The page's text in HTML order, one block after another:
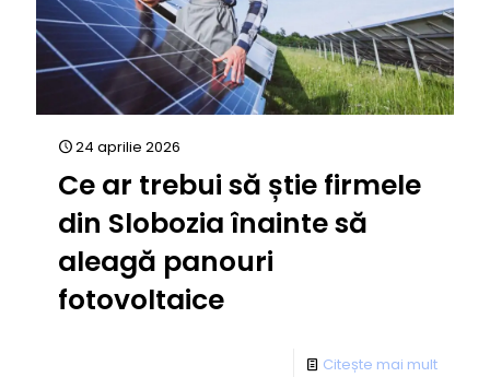
24 aprilie 2026
Ce ar trebui să știe firmele
din Slobozia înainte să
aleagă panouri
fotovoltaice
Citește mai mult